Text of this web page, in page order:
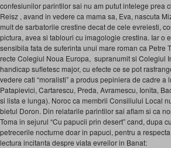
confesiunilor parintilor sai nu am putut intelege prea
Reisz , avand in vedere ca mama sa, Eva, nascuta
mult de sarbatorile crestine decat de cele evreiesti,
pictura, avea si tablouri cu imagologie crestina. Iar o
sensibila fata de suferinta unui mare roman ca
recte Colegiul Noua Europa, supranumit si Colegiul
handicap sufletesc major, cu efecte ce se pot
vedere cati “moralisti” a produs pepiniera de cadre
Patapievici, Cartarescu, Preda, Avramescu, Ionita,
si lista e lunga). Noroc ca membrii Consiliului Local
bietul Doron. Din relatarile parintilor sai aflam si ca
Toma in sejurul “Cu papucii prin desert” cand, dupa
petrecerile nocturne doar in papuci, pentru a
lectura incitanta despre viata evreilor in Banat: